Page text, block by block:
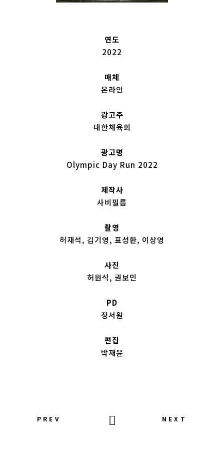
연도
2022
매체
온라인
광고주
대한체육회
광고명
Olympic Day Run 2022
제작사
사비필름
촬영
허재석, 김기영, 표성환, 이상영
사진
허원석, 권보민
PD
정서원
편집
박재윤
PREV NEXT